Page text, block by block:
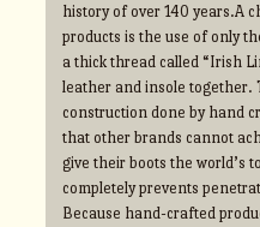
history of over 140 years.A
products is the use of only
a thick thread called “Irish
leather and insole together.
construction done by hand
that other brands cannot
give their boots the world’s
completely prevents
Because hand-crafted